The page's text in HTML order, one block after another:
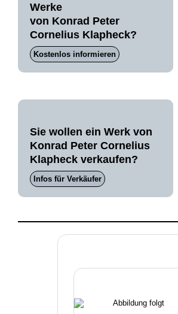
Werke
von Konrad Peter
Cornelius Klapheck?
Kostenlos informieren
Sie wollen ein Werk von
Konrad Peter Cornelius
Klapheck verkaufen?
Infos für Verkäufer